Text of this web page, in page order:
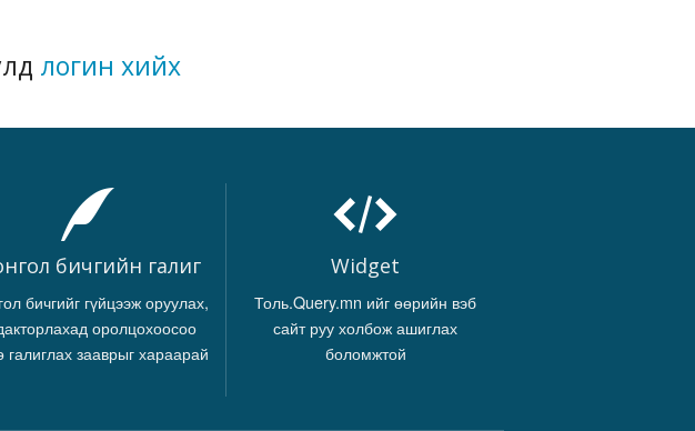
логин хийх
бичгийн галиг
бичгийг гүйцээж оруулах,
оролцохоосоо
галиглах зааврыг хараарай
Widget
Толь.Query.mn ийг өөрийн вэб
сайт руу холбож ашиглах
боломжтой